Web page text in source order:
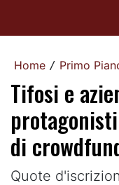
Home / Primo
Tifosi e
di
Quote